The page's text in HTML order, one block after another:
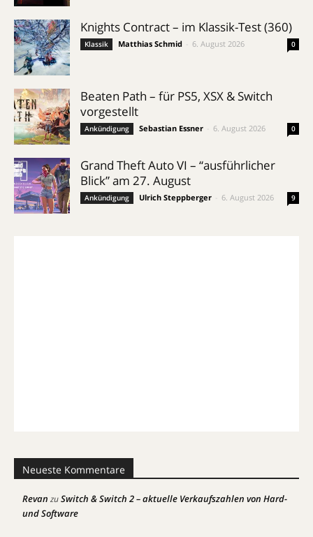
Knights Contract – im Klassik-Test (360)
Klassik Matthias Schmid 6. August 2026 0
Beaten Path – für PS5, XSX & Switch
vorgestellt
Ankündigung Sebastian Essner 6. August 2026 0
Grand Theft Auto VI – “ausführlicher
Blick” am 27. August
Ankündigung Ulrich Steppberger 6. August 2026 9
Neueste Kommentare
Revan zuSwitch & Switch 2 – aktuelle Verkaufszahlen von Hard-
und Software